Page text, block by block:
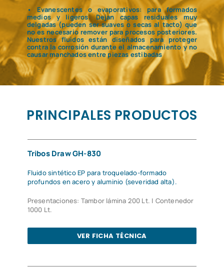
• Evanescentes o evaporativos: para formados
medios y ligeros. Dejan capas residuales muy
delgadas (pueden ser suaves o secas al tacto) que
no es necesario remover para procesos posteriores.
Nuestros fluidos están diseñados para proteger
contra la corrosión durante el almacenamiento y no
causar manchados entre piezas estibadas
PRINCIPALES PRODUCTOS
Tribos Draw GH-830
Fluido sintético EP para troquelado-formado
profundos en acero y aluminio (severidad alta).
Presentaciones: Tambor lámina 200 Lt. | Contenedor
1000 Lt.
VER FICHA TÉCNICA